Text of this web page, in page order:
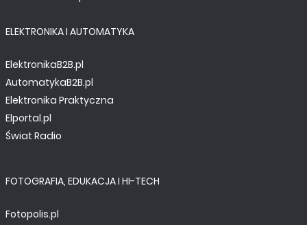
ELEKTRONIKA I AUTOMATYKA
ElektronikaB2B.pl
AutomatykaB2B.pl
Elektronika Praktyczna
Elportal.pl
Świat Radio
FOTOGRAFIA, EDUKACJA I HI-TECH
Fotopolis.pl